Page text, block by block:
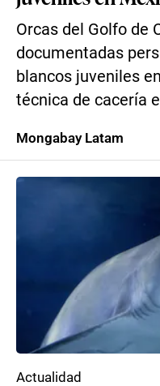
Orcas del Golfo de
documentadas
blancos juveniles
técnica de cacería
Mongabay Latam
Actualidad